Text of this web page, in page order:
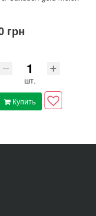
грн
шт.
Купить